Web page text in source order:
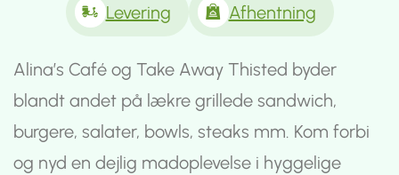
Levering Afhentning
Alina’s Café og Take Away Thisted byder
blandt andet på lækre grillede sandwich,
burgere, salater, bowls, steaks mm. Kom forbi
og nyd en dejlig madoplevelse i hyggelige